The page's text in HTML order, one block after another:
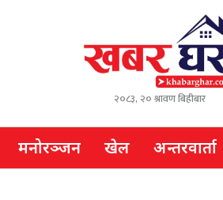
२०८३, २० श्रावण बिहीबार
मनोरञ्जन खेल अन्तरवार्ता